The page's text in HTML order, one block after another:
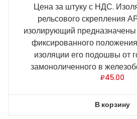
Цена за штуку с НДС.
рельсового скрепления
изолирующий
фиксированного
изоляции его подошвы от
замоноличенного в
₽45.00
В корзину